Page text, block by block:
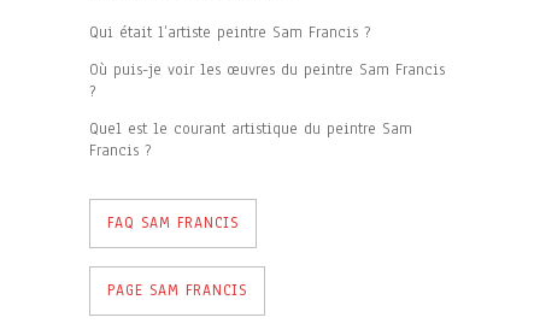
Qui était l’artiste peintre Sam Francis ?
Où puis-je voir les œuvres du peintre Sam Francis
?
Quel est le courant artistique du peintre Sam
Francis ?
FAQ SAM FRANCIS
PAGE SAM FRANCIS